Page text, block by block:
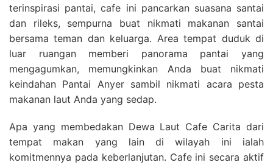
terinspirasi pantai, cafe ini pancarkan suasana santai
dan rileks, sempurna buat nikmati makanan santai
bersama teman dan keluarga. Area tempat duduk di
luar ruangan memberi panorama pantai yang
mengagumkan, memungkinkan Anda buat nikmati
keindahan Pantai Anyer sambil nikmati acara pesta
makanan laut Anda yang sedap.
Apa yang membedakan Dewa Laut Cafe Carita dari
tempat makan yang lain di wilayah ini ialah
komitmennya pada keberlanjutan. Cafe ini secara aktif